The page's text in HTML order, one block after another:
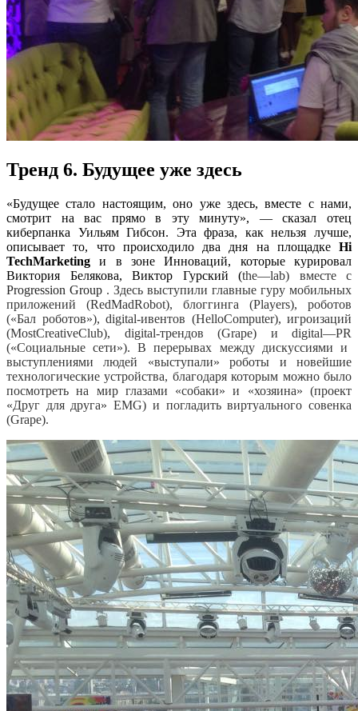
Тренд 6. Будущее уже здесь
«Будущее стало настоящим, оно уже здесь, вместе с нами,
смотрит на вас прямо в эту минуту», — сказал отец
киберпанка Уильям Гибсон. Эта фраза, как нельзя лучше,
описывает то, что происходило два дня на площадке Hi
TechMarketing и в зоне Инноваций, которые курировал
Виктория Белякова, Виктор Гурский (the—lab) вместе с
Progression Group . Здесь выступили главные гуру мобильных
приложений (RedMadRobot), блоггинга (Players), роботов
(«Бал роботов»), digital-ивентов (HelloComputer), игроизаций
(MostCreativeClub), digital-трендов (Grape) и digital—PR
(«Социальные сети»). В перерывах между дискуссиями и
выступлениями людей «выступали» роботы и новейшие
технологические устройства, благодаря которым можно было
посмотреть на мир глазами «собаки» и «хозяина» (проект
«Друг для друга»EMG) и погладить виртуального совенка
(Grape).